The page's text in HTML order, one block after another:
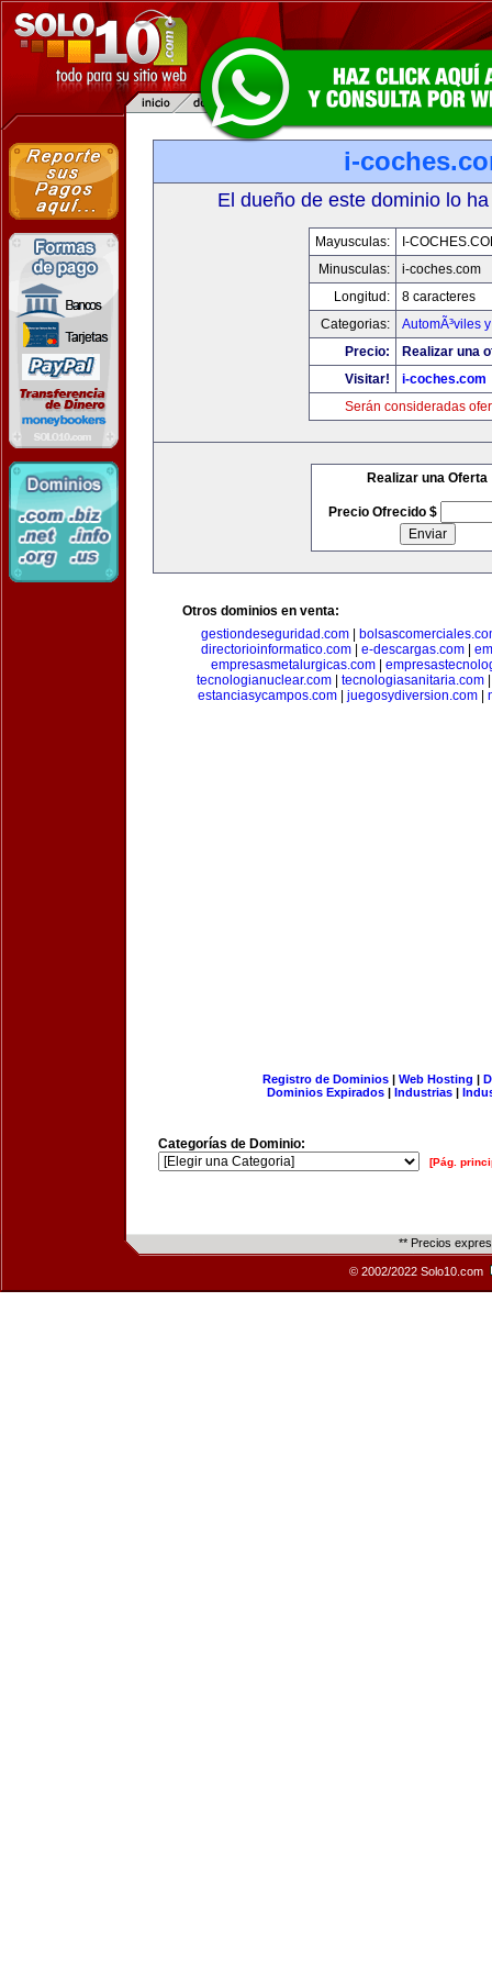
i-
El dueño de este dominio lo
Mayusculas:
I-
Minusculas:
i-coches.com
Longitud:
8 caracteres
Categorias:
AutomÃ³viles
Precio:
Realizar una
Visitar!
i-coches.com
Serán consideradas
Realizar una Oferta
Precio Ofrecido $
Otros dominios en venta:
gestiondeseguridad.com
directorioinformatico.com
e-descargas.com
empresasmetalurgicas.com|
tecnologianuclear.com| tecnologiasanitaria.com
estanciasycampos.com| juegosydiversion.com|
Registro de Dominios| Web Hosting |
Dominios Expirados | Industrias |
Categorías de Dominio:
[Pág.
** Precios
© 2002/2022 Solo10.com